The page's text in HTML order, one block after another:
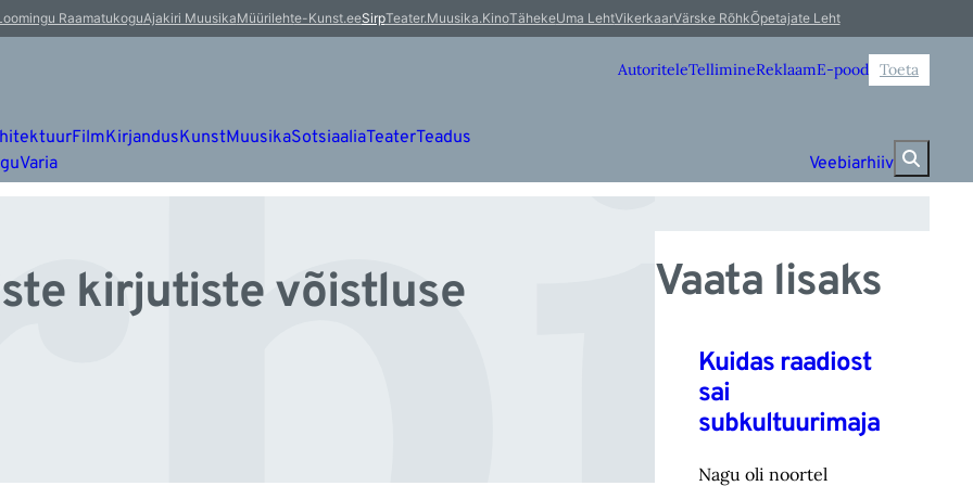
RaamatukoguAjakiri MuusikaMüürilehte-Kunst.eeSirpTeater.Muusika.KinoTähekeUma LehtVikerkaarVärske RõhkÕpetajate Leht
AutoriteleTellimineReklaamE-pood Toeta
FilmKirjandusKunstMuusikaSotsiaaliaTeaterTeadus
Varia Veebiarhiiv
kirjutiste võistluse
Vaata lisaks
Kuidas raadiost
sai
subkultuurimaja
Nagu oli noortel